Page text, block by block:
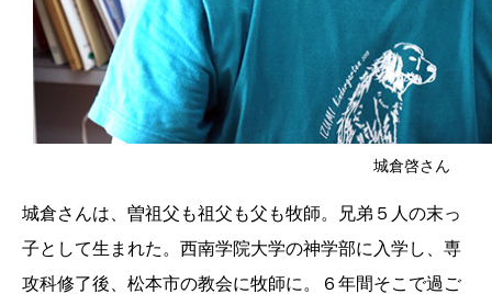
城倉啓さん
城倉さんは、曽祖父も祖父も父も牧師。兄弟５人の末っ
子として生まれた。西南学院大学の神学部に入学し、専
攻科修了後、松本市の教会に牧師に。６年間そこで過ご